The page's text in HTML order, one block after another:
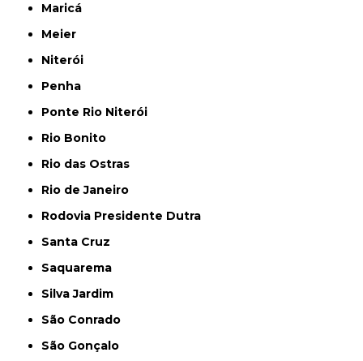
Maricá
Meier
Niterói
Penha
Ponte Rio Niterói
Rio Bonito
Rio das Ostras
Rio de Janeiro
Rodovia Presidente Dutra
Santa Cruz
Saquarema
Silva Jardim
São Conrado
São Gonçalo